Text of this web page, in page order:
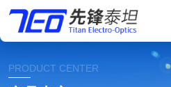
PRODUCT CENTER